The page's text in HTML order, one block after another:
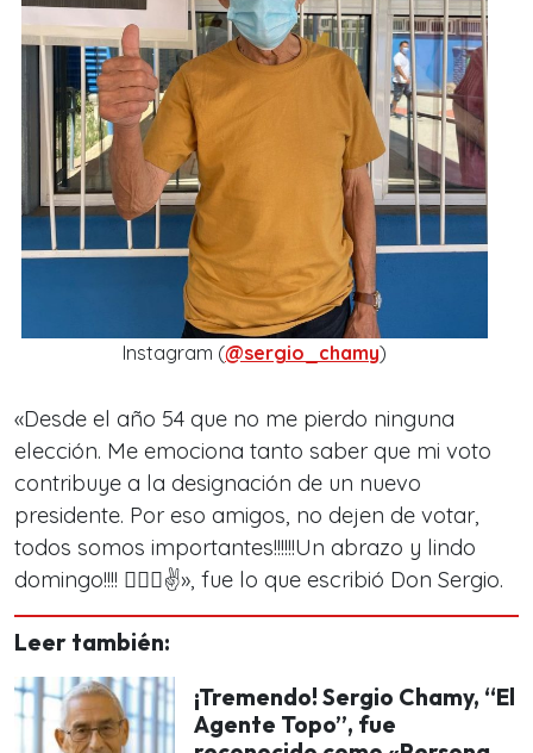
Instagram (@sergio_chamy)
«Desde el año 54 que no me pierdo ninguna
elección. Me emociona tanto saber que mi voto
contribuye a la designación de un nuevo
presidente. Por eso amigos, no dejen de votar,
todos somos importantes!!!!!!Un abrazo y lindo
domingo!!!! 🕵🏻‍♂️✌️», fue lo que escribió Don Sergio.
Leer también:
¡Tremendo! Sergio Chamy, “El
Agente Topo”, fue